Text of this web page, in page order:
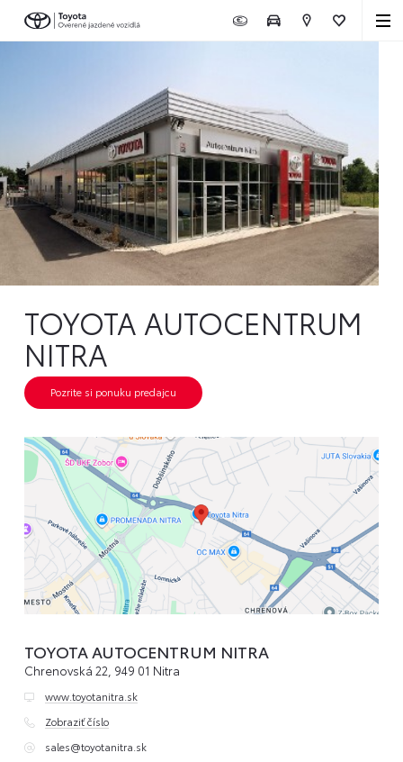
TOYOTA AUTOCENTRUM
NITRA
Pozrite si ponuku predajcu
TOYOTA AUTOCENTRUM NITRA
Chrenovská 22, 949 01 Nitra
www.toyotanitra.sk
Zobraziť číslo
sales@toyotanitra.sk